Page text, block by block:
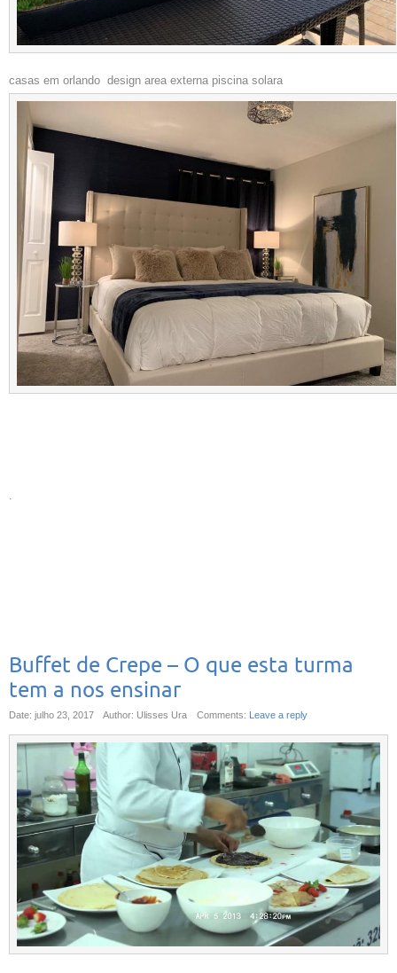
casas em orlando design area externa piscina solara
Buffet de Crepe – O que esta turma
tem a nos ensinar
Date: julho 23, 2017 Author: Ulisses Ura Comments: Leave a reply